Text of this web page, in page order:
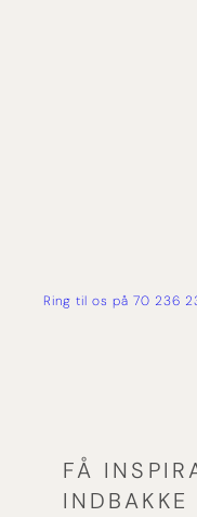
Ring til os på 70 236
FÅ
INDBAKKE